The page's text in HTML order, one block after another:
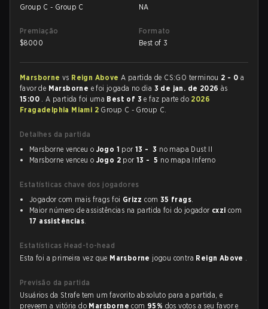
Group C - Group C
NA
Premiação
$8000
Formato
Best of 3
Marsborne vs Reign AboveA partida de CS:GO terminou 2 - 0 a
favor de Marsborne e foi jogada no dia 3 de jan. de 2026 às
15:00 . A partida foi uma Best of 3e faz parte do 2026
Fragadelphia Miami 2 Group C - Group C.
Detalhes da partida
Marsborne venceu o Jogo 1 por13 - 3 no mapa Dust II
Marsborne venceu o Jogo 2 por13 - 5 no mapa Inferno
Estatísticas chave dos jogadores
Jogador com mais frags foi Grizz com 35 frags.
Maior número de assistências na partida foi do jogador cxzi com
17 assistências.
Estatísticas Head-to-head
Esta foi a primeira vez que Marsborne jogou contra Reign Above .
Previsão da partida
Usuários da Strafe tem um favorito absoluto para a partida, e
preveem a vitória do Marsbornecom 95% dos votos a seu favor e